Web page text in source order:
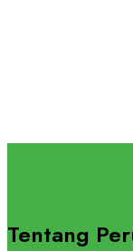
Tentang